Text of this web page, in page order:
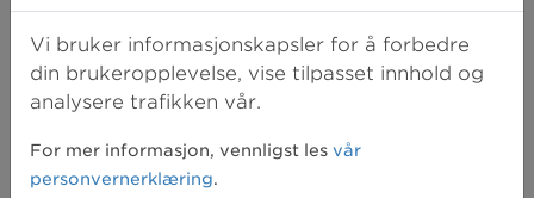
LOGG INN
Vi bruker informasjonskapsler for å forbedre
din brukeropplevelse, vise tilpasset innhold og
analysere trafikken vår.
For mer informasjon, vennligst les vår
personvernerklæring.